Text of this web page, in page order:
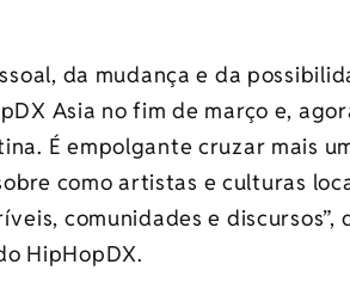
da mudança e da
Asia no fim de março e,
É empolgante cruzar mais
como artistas e culturas
comunidades e discursos”,
HipHopDX.